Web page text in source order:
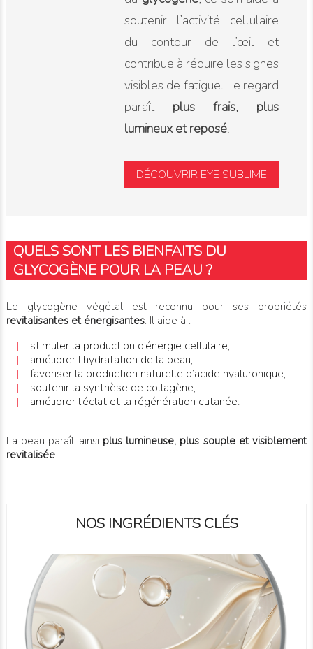
soutenir l’activité cellulaire
du contour de l’œil et
contribue à réduire les signes
visibles de fatigue. Le regard
paraît plus frais, plus
lumineux et reposé.
DÉCOUVRIR EYE SUBLIME
QUELS SONT LES BIENFAITS DU
GLYCOGÈNE POUR LA PEAU ?
Le glycogène végétal est reconnu pour ses propriétés
revitalisantes et énergisantes. Il aide à :
|
stimuler la production d’énergie cellulaire,
|
améliorer l’hydratation de la peau,
|
favoriser la production naturelle d’acide hyaluronique,
|
soutenir la synthèse de collagène,
|
améliorer l’éclat et la régénération cutanée.
La peau paraît ainsi plus lumineuse, plus souple et visiblement
revitalisée.
NOS INGRÉDIENTS CLÉS